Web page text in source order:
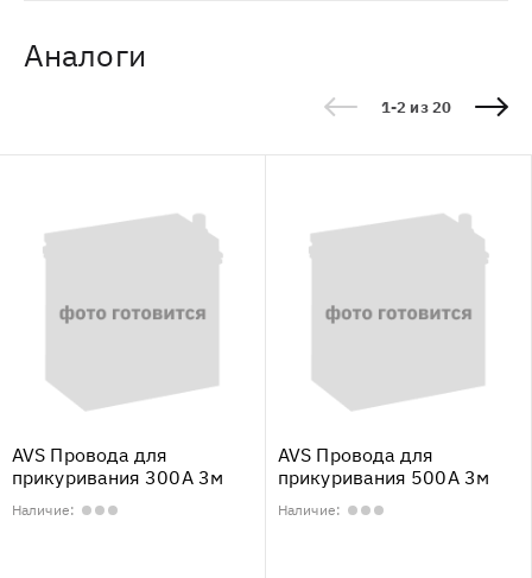
Аналоги
1-2 из 20
AVS Провода для
прикуривания 300А 3м
Наличие:
AVS Провода для
прикуривания 500А 3м
Наличие: